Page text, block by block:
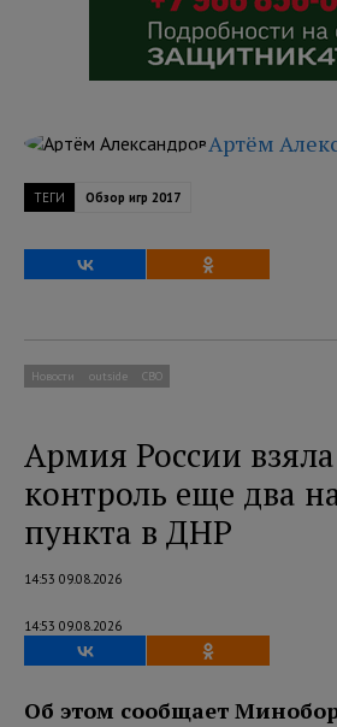
Артём
ТЕГИ Обзор игр 2017
Новости outside СВО
Армия России
контроль еще два
пункта в ДНР
14:53 09.08.2026
14:53 09.08.2026
Об этом сообщает